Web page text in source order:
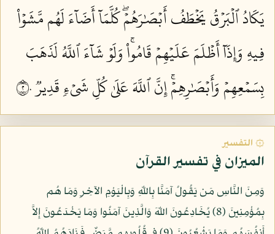
يَكَادُ ٱلۡبَرۡقُ يَخۡطَفُ أَبۡصَٰرَهُمۡۖ كُلَّمَآ أَضَآءَ لَهُم مَّشَوۡاْ
فِيهِ وَإِذَآ أَظۡلَمَ عَلَيۡهِمۡ قَامُواْۚ وَلَوۡ شَآءَ ٱللَّهُ لَذَهَبَ
بِسَمۡعِهِمۡ وَأَبۡصَٰرِهِمۡۚ إِنَّ ٱللَّهَ عَلَىٰ كُلِّ شَيۡءٖ قَدِيرٞ ٢٠
۞ التفسير
الميزان في تفسير القرآن
وَمِنَ النَّاسِ مَن يَقُولُ آمَنَّا بِاللّهِ وَبِالْيَوْمِ الآخِرِ وَمَا هُم
بِمُؤْمِنِينَ (8) يُخَادِعُونَ اللّهَ وَالَّذِينَ آمَنُوا وَمَا يَخْدَعُونَ إِلاَّ